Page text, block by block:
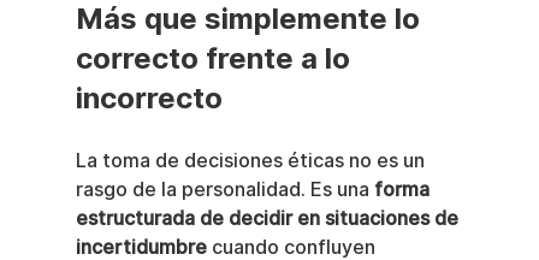
Más que simplemente lo
correcto frente a lo
incorrecto
La toma de decisiones éticas no es un
rasgo de la personalidad. Es una forma
estructurada de decidir en situaciones de
incertidumbre cuando confluyen